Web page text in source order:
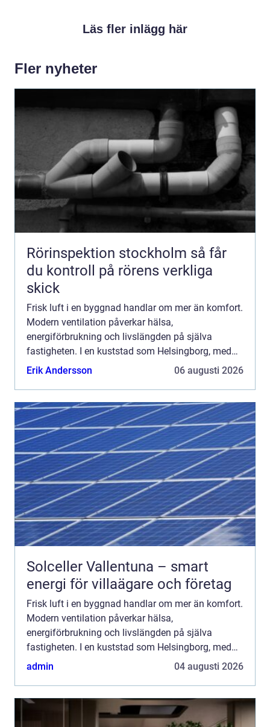
Läs fler inlägg här
Fler nyheter
Rörinspektion stockholm så får
du kontroll på rörens verkliga
skick
Frisk luft i en byggnad handlar om mer än komfort.
Modern ventilation påverkar hälsa,
energiförbrukning och livslängden på själva
fastigheten. I en kuststad som Helsingborg, med
fuktigt klimat, salt luft och stora...
Erik Andersson 06 augusti 2026
Solceller Vallentuna – smart
energi för villaägare och företag
Frisk luft i en byggnad handlar om mer än komfort.
Modern ventilation påverkar hälsa,
energiförbrukning och livslängden på själva
fastigheten. I en kuststad som Helsingborg, med
fuktigt klimat, salt luft och stora...
admin 04 augusti 2026